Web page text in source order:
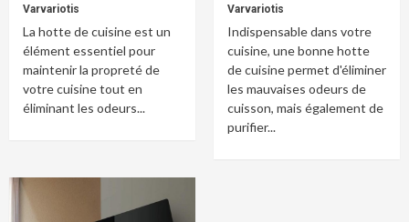
Varvariotis
La hotte de cuisine est un
élément essentiel pour
maintenir la propreté de
votre cuisine tout en
éliminant les odeurs...
Varvariotis
Indispensable dans votre
cuisine, une bonne hotte
de cuisine permet d'éliminer
les mauvaises odeurs de
cuisson, mais également de
purifier...